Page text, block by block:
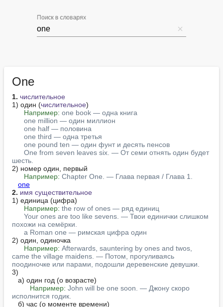
Поиск в словарях
One
1. числительное
1) один (числительное)
Например: one book — одна книга
one million — один миллион
one half — половина
one third — одна третья
one pound ten — один фунт и десять пенсов
One from seven leaves six. — От семи отнять один будет
шесть.
2) номер один, первый
Например: Chapter One. — Глава первая / Глава 1.
one
2. имя существительное
1) единица (цифра)
Например: the row of ones — ряд единиц
Your ones are too like sevens. — Твои единички слишком
похожи на семёрки.
a Roman one — римская цифра один
2) один, одиночка
Например: Afterwards, sauntering by ones and twos,
came the village maidens. — Потом, прогуливаясь
поодиночке или парами, подошли деревенские девушки.
3)
Например: John will be one soon. — Джону скоро
исполнится годик.